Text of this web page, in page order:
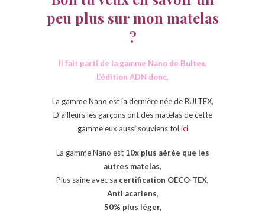
peu plus sur mon matelas
?
Il fait parti de la gamme Nano de Bultex,
L’édition ADN donc,
La gamme Nano est la dernière née de BULTEX,
D’ailleurs les garçons ont des matelas de cette
gamme eux aussi souviens toiici
La gamme Nano est 10x plus aérée que les
autres matelas,
Plus saine avec sa certification OECO-TEX,
Anti acariens,
50% plus léger,